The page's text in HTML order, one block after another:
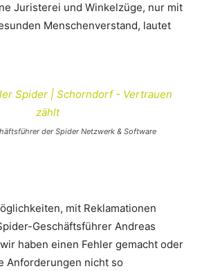
Juristerei und Winkelzüge, nur mit
Menschenverstand, lautet
der Spider Netzwerk & Software
mit Reklamationen
Geschäftsführer Andreas
haben einen Fehler gemacht oder
Anforderungen nicht so